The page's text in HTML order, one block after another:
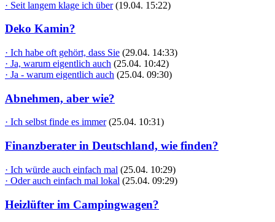
· Seit langem klage ich über (19.04. 15:22)
Deko Kamin?
· Ich habe oft gehört, dass Sie (29.04. 14:33)
· Ja, warum eigentlich auch (25.04. 10:42)
· Ja - warum eigentlich auch (25.04. 09:30)
Abnehmen, aber wie?
· Ich selbst finde es immer (25.04. 10:31)
Finanzberater in Deutschland, wie finden?
· Ich würde auch einfach mal (25.04. 10:29)
· Oder auch einfach mal lokal (25.04. 09:29)
Heizlüfter im Campingwagen?